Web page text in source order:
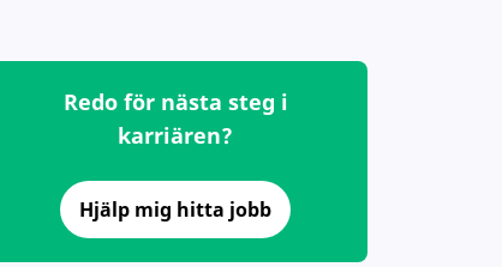
Redo för nästa steg i
karriären?
Hjälp mig hitta jobb